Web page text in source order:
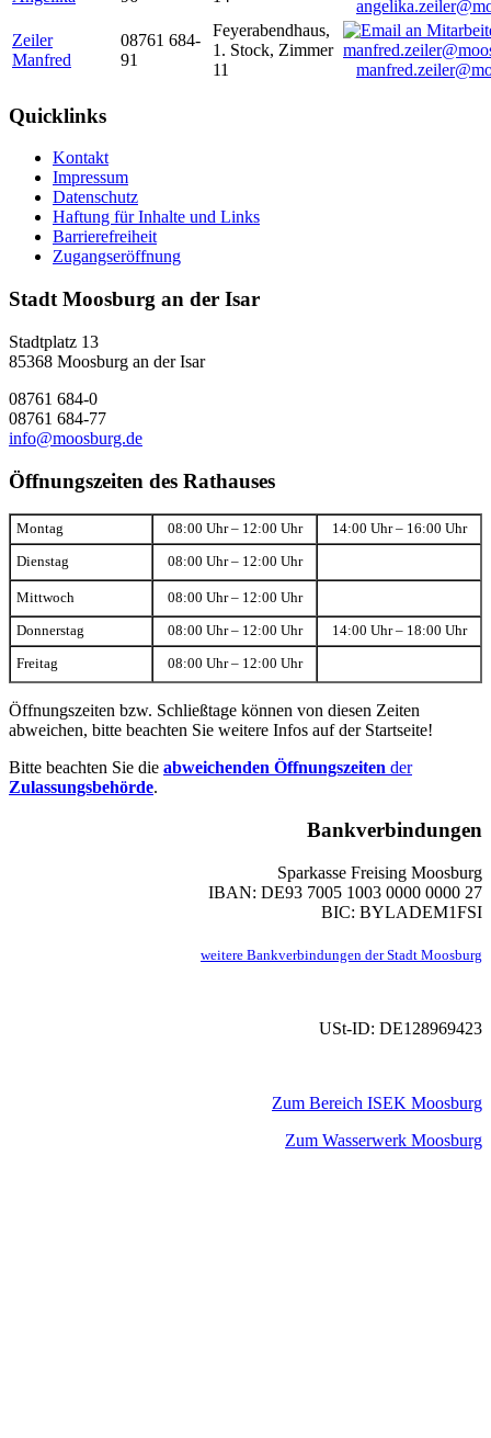
Zeiler
Manfred
08761 684-
91
Feyerabendhaus,
1. Stock, Zimmer
11
Quicklinks
Kontakt
Impressum
Datenschutz
Haftung für Inhalte und Links
Barrierefreiheit
Zugangseröffnung
Stadt Moosburg an der Isar
Stadtplatz 13
85368 Moosburg an der Isar
08761 684-0
08761 684-77
info@moosburg.de
Öffnungszeiten des Rathauses
Montag 08:00 Uhr – 12:00 Uhr 14:00 Uhr – 16:00 Uhr
Dienstag 08:00 Uhr – 12:00 Uhr
Mittwoch 08:00 Uhr – 12:00 Uhr
Donnerstag 08:00 Uhr – 12:00 Uhr 14:00 Uhr – 18:00 Uhr
Freitag 08:00 Uhr – 12:00 Uhr
Öffnungszeiten bzw. Schließtage können von diesen Zeiten
abweichen, bitte beachten Sie weitere Infos auf der Startseite!
Bitte beachten Sie die abweichenden Öffnungszeiten der
Zulassungsbehörde.
Bankverbindungen
Sparkasse Freising Moosburg
IBAN: DE93 7005 1003 0000 0000 27
BIC: BYLADEM1FSI
weitere Bankverbindungen der Stadt Moosburg
USt-ID: DE128969423
Zum Bereich ISEK Moosburg
Zum Wasserwerk Moosburg